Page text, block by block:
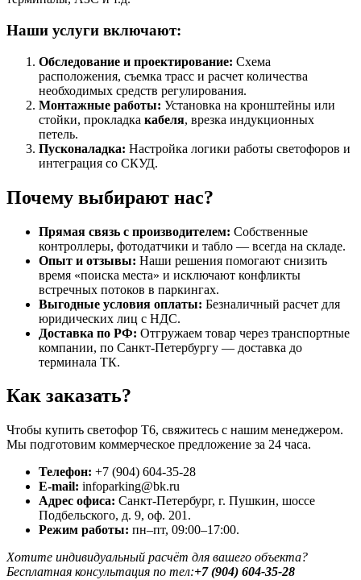
Наши услуги включают:
Обследование и проектирование: Схема
расположения, съемка трасс и расчет количества
необходимых средств регулирования.
Монтажные работы: Установка на кронштейны или
стойки, прокладка кабеля, врезка индукционных
петель.
Пусконаладка: Настройка логики работы светофоров и
интеграция со СКУД.
Почему выбирают нас?
Прямая связь с производителем: Собственные
контроллеры, фотодатчики и табло — всегда на складе.
Опыт и отзывы: Наши решения помогают снизить
время «поиска места» и исключают конфликты
встречных потоков в паркингах.
Выгодные условия оплаты: Безналичный расчет для
юридических лиц с НДС.
Доставка по РФ: Отгружаем товар через транспортные
компании, по Санкт-Петербургу — доставка до
терминала ТК.
Как заказать?
Чтобы купить светофор Т6, свяжитесь с нашим менеджером.
Мы подготовим коммерческое предложение за 24 часа.
Телефон: +7 (904) 604-35-28
E-mail: infoparking@bk.ru
Адрес офиса: Санкт-Петербург, г. Пушкин, шоссе
Подбельского, д. 9, оф. 201.
Режим работы: пн–пт, 09:00–17:00.
Хотите индивидуальный расчёт для вашего объекта?
Бесплатная консультация по тел:+7 (904) 604-35-28